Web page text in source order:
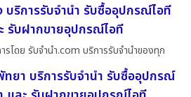
บริการรับจำนำ รับซื้ออุปกรณ์ไอที
รับฝากขายอุปกรณ์ไอที
รโดย รับจํานํา.com บริการรับจำนำของทุก
ยา บริการรับจำนำ รับซื้ออุปกรณ์